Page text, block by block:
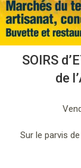
SOIRS
de
Sur le parvis